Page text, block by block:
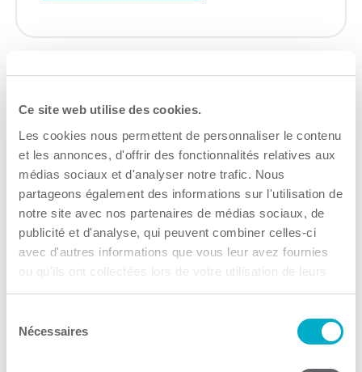
Ce site web utilise des cookies.
Les cookies nous permettent de personnaliser le contenu
et les annonces, d'offrir des fonctionnalités relatives aux
médias sociaux et d'analyser notre trafic. Nous
partageons également des informations sur l'utilisation de
notre site avec nos partenaires de médias sociaux, de
publicité et d'analyse, qui peuvent combiner celles-ci
avec d'autres informations que vous leur avez fournies
ou qu'ils ont collectées lors de votre utilisation de leurs
services.
Nécessaires
CAE Laprade Trois-
Rivières
Service-conseil
Consulter le site Web